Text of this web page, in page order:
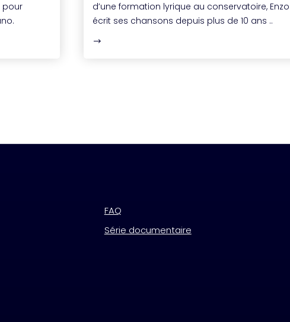
pour
d’une formation lyrique au conservatoire, Enzo
écrit ses chansons depuis plus de 10 ans ..
FAQ
Série documentaire